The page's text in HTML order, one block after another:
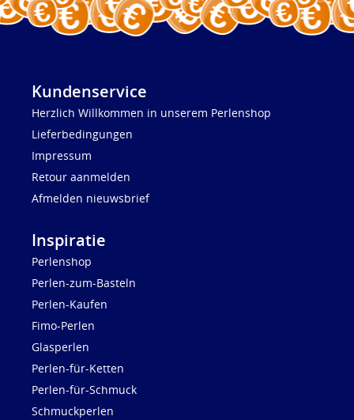
Kundenservice
Herzlich Willkommen in unserem Perlenshop
Lieferbedingungen
Impressum
Retour aanmelden
Afmelden nieuwsbrief
Inspiratie
Perlenshop
Perlen-zum-Basteln
Perlen-Kaufen
Fimo-Perlen
Glasperlen
Perlen-für-Ketten
Perlen-für-Schmuck
Schmuckperlen